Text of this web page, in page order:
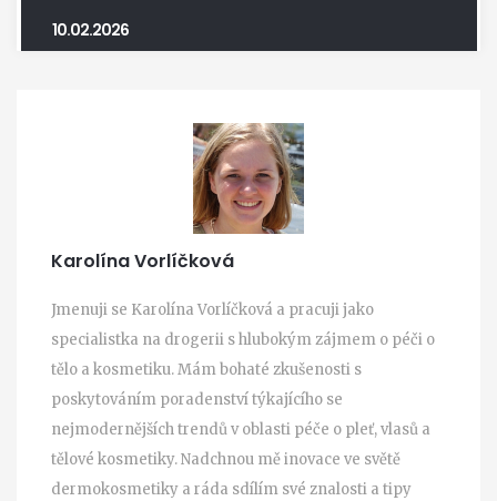
10.02.2026
Karolína Vorlíčková
Jmenuji se Karolína Vorlíčková a pracuji jako
specialistka na drogerii s hlubokým zájmem o péči o
tělo a kosmetiku. Mám bohaté zkušenosti s
poskytováním poradenství týkajícího se
nejmodernějších trendů v oblasti péče o pleť, vlasů a
tělové kosmetiky. Nadchnou mě inovace ve světě
dermokosmetiky a ráda sdílím své znalosti a tipy